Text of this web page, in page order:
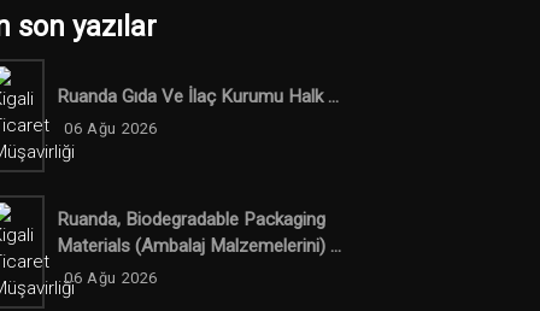
son yazılar
Ruanda Gıda Ve İlaç Kurumu Halk ...
06 Ağu 2026
Ruanda, Biodegradable Packaging
Materials (ambalaj Malzemelerini) ...
06 Ağu 2026